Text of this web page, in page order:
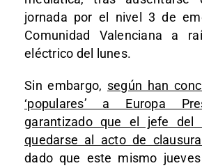
jornada por el nivel 3 de
Comunidad Valenciana a
eléctrico del lunes.
Sin embargo, según han
‘populares’ a Europa
garantizado que el jefe del
quedarse al acto de
dado que este mismo